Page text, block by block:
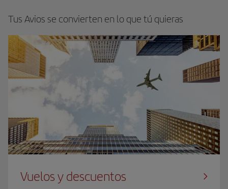
Tus Avios se convierten en lo que tú quieras
Vuelos y descuentos